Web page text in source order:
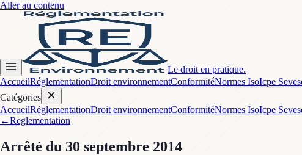
Aller au contenu
Le droit en pratique.
AccueilRéglementationDroit environnementConformitéNormes IsoIcpe
Catégories
AccueilRéglementationDroit environnementConformitéNormes IsoIcpe
←Reglementation
Arrêté du 30 septembre 2014